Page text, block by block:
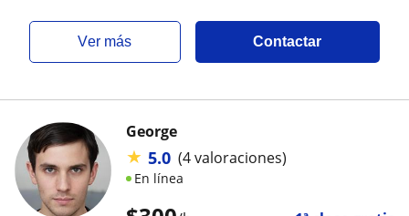
ver más Contactar
George
★ 5.0 (4 valoraciones)
En línea